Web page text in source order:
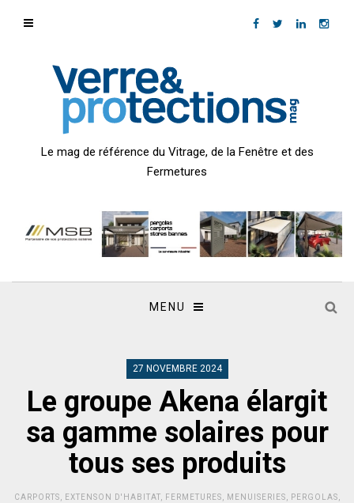
Le mag de référence du Vitrage, de la Fenêtre et des
Fermetures
MENU
27 NOVEMBRE 2024
Le groupe Akena élargit
sa gamme solaires pour
tous ses produits
CARPORTS EXTENSON D'HABITAT, FERMETURES MENUISERIES PERGOLAS